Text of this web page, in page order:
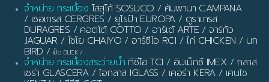
จำหน่าย กระเบื้อง โสสุโก้ SOSUCO / คัมพานา CAMPANA
/ เซอเกรส CERGRES / ยูโรป้า EUROPA/ ดูราเกรส
DURAGRES / คอตโต้ COTTO / อาร์เต้ ARTE /จาร์กัว
JAGUAR / ไชโย CHAIYO / อาร์ซีไอ RCI /ไก่ CHICKEN / นก
BIRD / เป็ด DUCK /
จำหน่าย กระเบื้องสระว่ายน้ำ ทีซีไอ TCI / อิมเม็กซ์ IMEX/ กลาส
เซร่า GLASCERA/ไอกลาส IGLASS / เคอร่า KERA/ เคนไซ